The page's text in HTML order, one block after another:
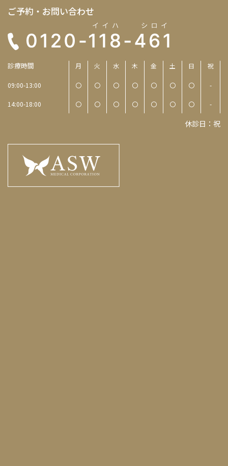
ご予約・お問い合わせ
診療時間 月 火 水 木 金 土 日 祝
09:00-13:00 〇 〇 〇 〇 〇 〇 〇 -
14:00-18:00 〇 〇 〇 〇 〇 〇 〇 -
休診日：祝